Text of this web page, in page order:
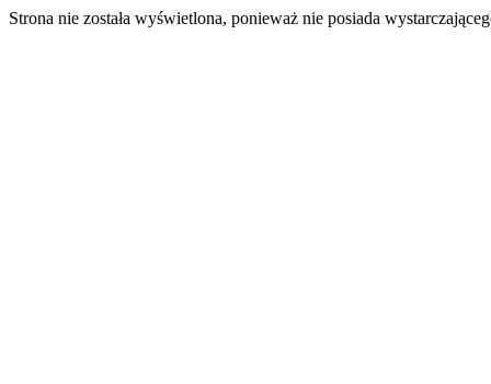
Strona nie została wyświetlona, ponieważ nie posiada